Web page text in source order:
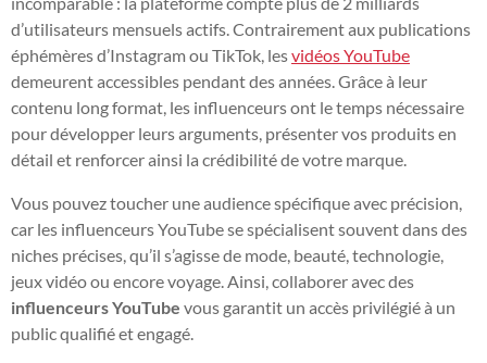
d’utilisateurs mensuels actifs. Contrairement aux publications
éphémères d’Instagram ou TikTok, lesvidéos YouTube
demeurent accessibles pendant des années. Grâce à leur
contenu long format, les influenceurs ont le temps nécessaire
pour développer leurs arguments, présenter vos produits en
détail et renforcer ainsi la crédibilité de votre marque.
Vous pouvez toucher une audience spécifique avec précision,
car les influenceurs YouTube se spécialisent souvent dans des
niches précises, qu’il s’agisse de mode, beauté, technologie,
jeux vidéo ou encore voyage. Ainsi, collaborer avec des
influenceurs YouTube vous garantit un accès privilégié à un
public qualifié et engagé.